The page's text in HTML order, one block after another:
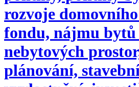
rozvoje
fondu, nájmu bytů
nebytových
plánování,